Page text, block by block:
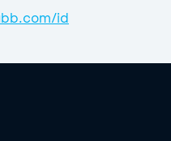
id